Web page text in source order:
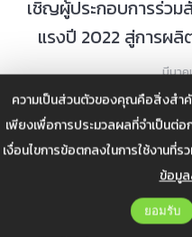
ความเป็นส่วนตัวของคุณคือสิ่งสำ
เพียงเพื่อการประมวลผลที่จำเป็นต่
เงื่อนไขการข้อตกลงในการใช้งานที่ร
ข้อมู
ยอมรับ
เชิญผู้ประกอบการร่ว
แรงปี 2022 สู่การผ
มีนาค